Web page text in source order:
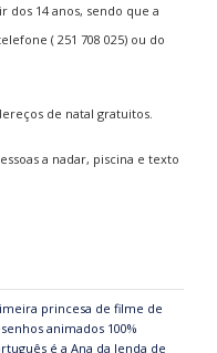
dos 14 anos, sendo que a
( 251 708 025) ou do
de natal gratuitos.
princesa de filme de
animados 100%
é a Ana da lenda de